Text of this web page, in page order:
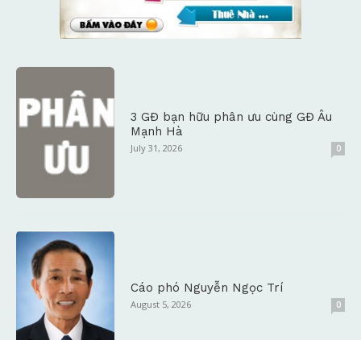
3 GĐ bạn hữu phân ưu cùng GĐ Âu
Mạnh Hà
July 31, 2026 0
Cáo phó Nguyễn Ngọc Trí
August 5, 2026 0